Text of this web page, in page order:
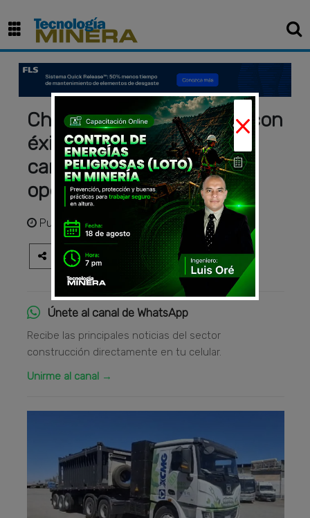
Chuquicamata completa con
éxito las pruebas de los
camiones eléctricos en su
operación
Publicadohace 2 meses
Únete al canal de WhatsApp
Recibe las principales noticias del sector
construcción directamente en tu celular.
Unirme al canal →
×